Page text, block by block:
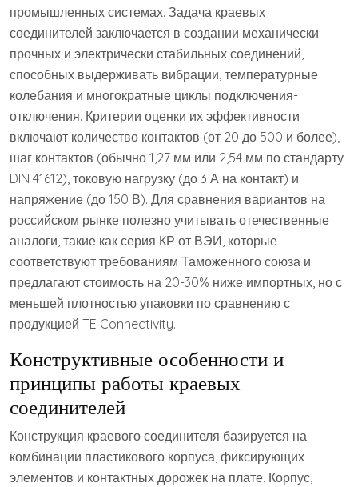
промышленных системах. Задача краевых
соединителей заключается в создании механически
прочных и электрически стабильных соединений,
способных выдерживать вибрации, температурные
колебания и многократные циклы подключения-
отключения. Критерии оценки их эффективности
включают количество контактов (от 20 до 500 и более),
шаг контактов (обычно 1,27 мм или 2,54 мм по стандарту
DIN 41612), токовую нагрузку (до 3 А на контакт) и
напряжение (до 150 В). Для сравнения вариантов на
российском рынке полезно учитывать отечественные
аналоги, такие как серия КР от ВЭИ, которые
соответствуют требованиям Таможенного союза и
предлагают стоимость на 20-30% ниже импортных, но с
меньшей плотностью упаковки по сравнению с
продукцией TE Connectivity.
Конструктивные особенности и
принципы работы краевых
соединителей
Конструкция краевого соединителя базируется на
комбинации пластикового корпуса, фиксирующих
элементов и контактных дорожек на плате. Корпус,